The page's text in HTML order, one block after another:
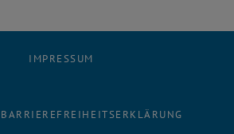
IMPRESSUM
BARRIEREFREIHEITSERKLÄRUNG